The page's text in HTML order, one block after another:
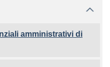
amministrativi di